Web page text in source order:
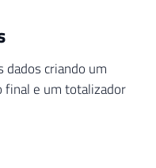
dados criando um
final e um totalizador